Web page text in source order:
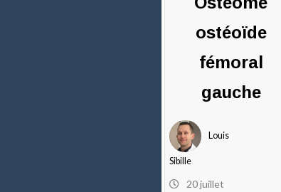
ostéoïde
fémoral
gauche
Louis
Sibille
20 juillet